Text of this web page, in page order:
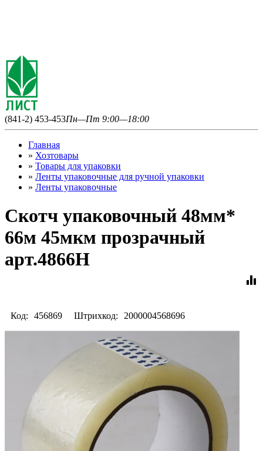
(841-2) 453-453Пн—Пт 9:00—18:00
Главная
» Хозтовары
» Товары для упаковки
» Ленты упаковочные для ручной упаковки
» Ленты упаковочные
Скотч упаковочный 48мм*
66м 45мкм прозрачный
арт.4866Н
equalizer
Код: 456869 Штрихкод: 2000004568696